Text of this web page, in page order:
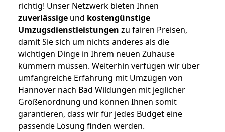
richtig! Unser Netzwerk bieten Ihnen
zuverlässige und kostengünstige
Umzugsdienstleistungen zu fairen Preisen,
damit Sie sich um nichts anderes als die
wichtigen Dinge in Ihrem neuen Zuhause
kümmern müssen. Weiterhin verfügen wir über
umfangreiche Erfahrung mit Umzügen von
Hannover nach Bad Wildungen mit jeglicher
Größenordnung und können Ihnen somit
garantieren, dass wir für jedes Budget eine
passende Lösung finden werden.